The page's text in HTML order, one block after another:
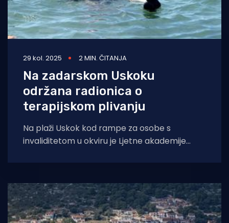
29 kol. 2025 2 MIN. ČITANJA
Na zadarskom Uskoku
održana radionica o
terapijskom plivanju
Na plaži Uskok kod rampe za osobe s
invaliditetom u okviru je Ljetne akademije
sportskim